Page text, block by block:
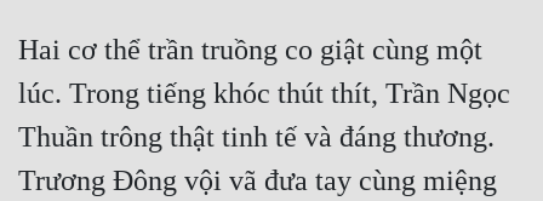
Hai cơ thể trần truồng co giật cùng một
lúc. Trong tiếng khóc thút thít, Trần Ngọc
Thuần trông thật tinh tế và đáng thương.
Trương Đông vội vã đưa tay cùng miệng